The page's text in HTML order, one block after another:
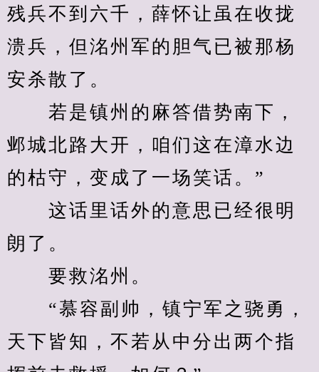
残兵不到六千，薛怀让虽在收拢
溃兵，但洺州军的胆气已被那杨
安杀散了。
若是镇州的麻答借势南下，
邺城北路大开，咱们这在漳水边
的枯守，变成了一场笑话。”
这话里话外的意思已经很明
朗了。
要救洺州。
“慕容副帅，镇宁军之骁勇，
天下皆知，不若从中分出两个指